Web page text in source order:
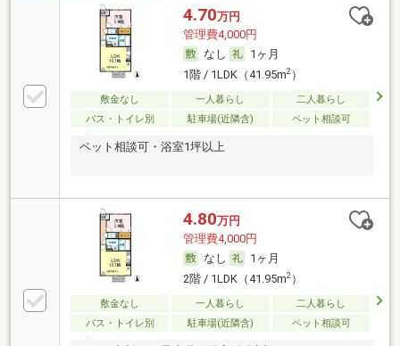
4.70万円
管理費4,000円
なし
1ヶ月
1階 / 1LDK（41.95m2）
敷金なし 一人暮らし
二人暮らし
バス・トイレ別
駐車場(近隣含) ペット相談可
ペット相談可・浴室1坪以上
4.80万円
管理費4,000円
なし
1ヶ月
2階 / 1LDK（41.95m2）
敷金なし 一人暮らし
二人暮らし
バス・トイレ別
駐車場(近隣含) ペット相談可